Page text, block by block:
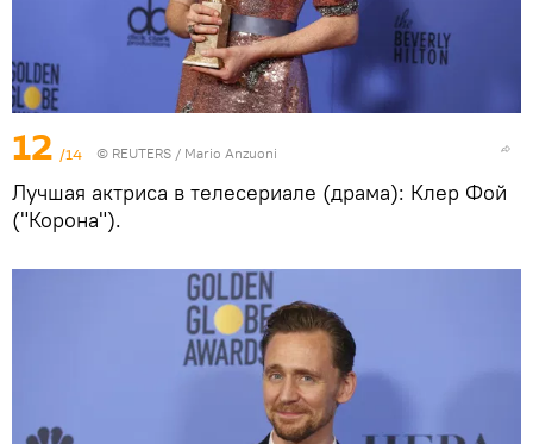
12 /14 © REUTERS / Mario Anzuoni
Лучшая актриса в телесериале (драма): Клер Фой
("Корона").